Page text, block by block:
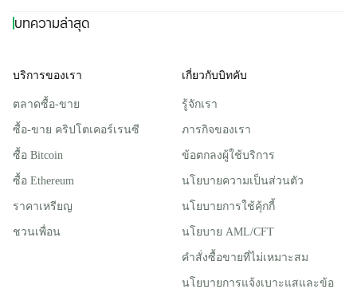
บทความล่าสุด
บริการของเรา
ตลาดซื้อ-ขาย
ซื้อ-ขาย คริปโตเคอร์เรนซี
ซื้อ Bitcoin
ซื้อ Ethereum
ราคาเหรียญ
ชวนเพื่อน
เกี่ยวกับบิทคับ
รู้จักเรา
ภารกิจของเรา
ข้อตกลงผู้ใช้บริการ
นโยบายความเป็นส่วนตัว
นโยบายการใช้คุ้กกี้
นโยบาย AML/CFT
คำสั่งซื้อขายที่ไม่เหมาะสม
นโยบายการแจ้งเบาะแสและข้อ